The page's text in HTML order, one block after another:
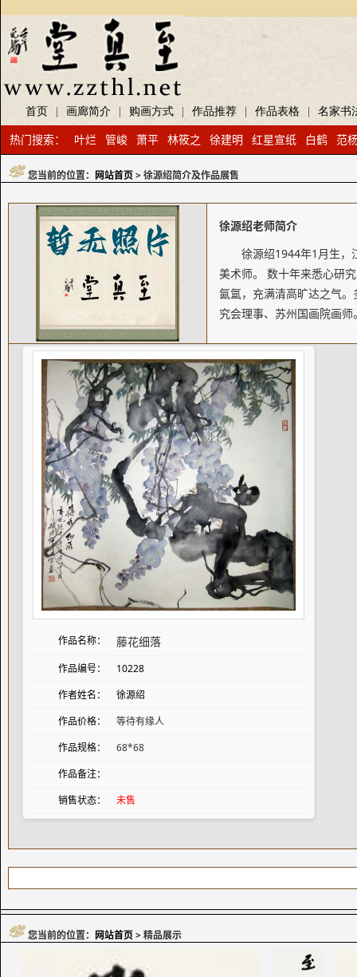
首页 画廊简介 购画方式 作品推荐 作品表格 名家书
热门搜索： 叶烂 管峻 萧平 林筱之 徐建明 红星宣纸 白鹤 范
您当前的位置： 网站首页> 徐源绍简介及作品展售
徐源绍老师简介
徐源绍1944年1月生，
美术师。 数十年来悉心研
氤氲，充满清高旷达之气
究会理事、苏州国画院画师
作品名称： 藤花细落
作品编号：
10228
作者姓名：
徐源绍
作品价格：
等待有缘人
作品规格：
68*68
作品备注：
销售状态：
未售
您当前的位置： 网站首页> 精品展示